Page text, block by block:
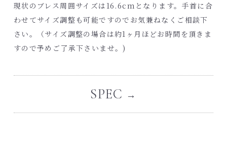
現状のブレス周囲サイズは16.6cm となります。手首に合
わせてサイズ調整も可能ですのでお気兼ねなくご相談下
さい。（サイズ調整の場合は約1ヶ月ほどお時間を頂きま
すので予めご了承下さいませ。)
SPEC